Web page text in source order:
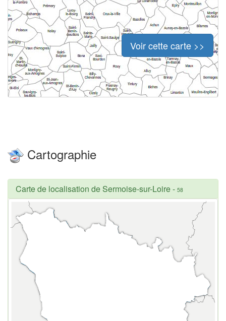
Voir cette carte >>
Cartographie
Carte de localisation de Sermoise-sur-Loire- 58